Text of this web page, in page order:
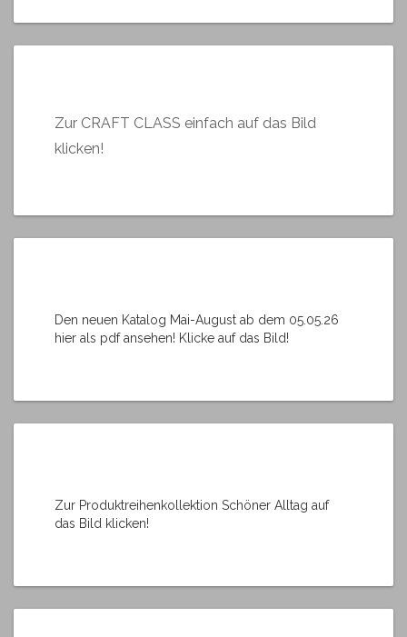
Zur CRAFT CLASS einfach auf das Bild
klicken!
Den neuen Katalog Mai-August ab dem 05.05.26
hier als pdf ansehen! Klicke auf das Bild!
Zur Produktreihenkollektion Schöner Alltag auf
das Bild klicken!